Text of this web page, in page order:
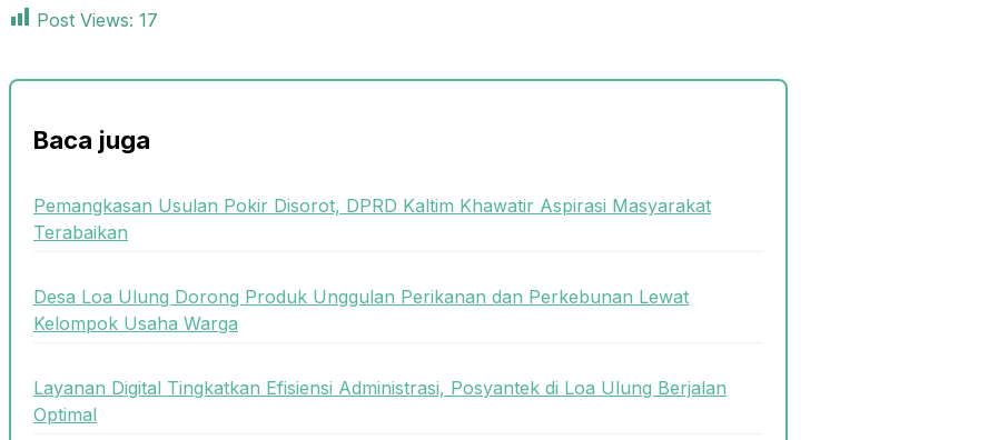
Post Views: 17
Baca juga
Pemangkasan Usulan Pokir Disorot, DPRD Kaltim Khawatir Aspirasi Masyarakat
Terabaikan
Desa Loa Ulung Dorong Produk Unggulan Perikanan dan Perkebunan Lewat
Kelompok Usaha Warga
Layanan Digital Tingkatkan Efisiensi Administrasi, Posyantek di Loa Ulung Berjalan
Optimal